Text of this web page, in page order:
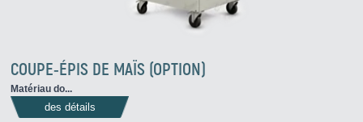
COUPE-ÉPIS DE MAÏS (OPTION)
Matériau do...
des détails